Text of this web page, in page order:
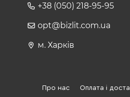
+38 (050) 218-95-95
opt@bizlit.com.ua
м. Харків
Про нас Оплата і